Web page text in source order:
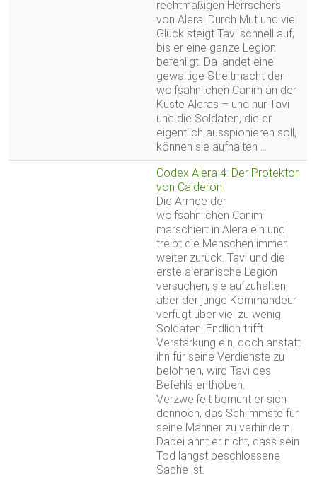
rechtmäßigen Herrschers
von Alera. Durch Mut und viel
Glück steigt Tavi schnell auf,
bis er eine ganze Legion
befehligt. Da landet eine
gewaltige Streitmacht der
wolfsähnlichen Canim an der
Küste Aleras – und nur Tavi
und die Soldaten, die er
eigentlich ausspionieren soll,
können sie aufhalten …
Codex Alera 4: Der Protektor
von Calderon
Die Armee der
wolfsähnlichen Canim
marschiert in Alera ein und
treibt die Menschen immer
weiter zurück. Tavi und die
erste aleranische Legion
versuchen, sie aufzuhalten,
aber der junge Kommandeur
verfügt über viel zu wenig
Soldaten. Endlich trifft
Verstärkung ein, doch anstatt
ihn für seine Verdienste zu
belohnen, wird Tavi des
Befehls enthoben.
Verzweifelt bemüht er sich
dennoch, das Schlimmste für
seine Männer zu verhindern.
Dabei ahnt er nicht, dass sein
Tod längst beschlossene
Sache ist.